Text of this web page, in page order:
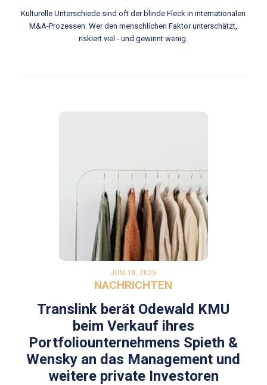
Kulturelle Unterschiede sind oft der blinde Fleck in internationalen
M&A-Prozessen. Wer den menschlichen Faktor unterschätzt,
riskiert viel - und gewinnt wenig.
JUNI 18, 2025
NACHRICHTEN
Translink berät Odewald KMU
beim Verkauf ihres
Portfoliounternehmens Spieth &
Wensky an das Management und
weitere private Investoren